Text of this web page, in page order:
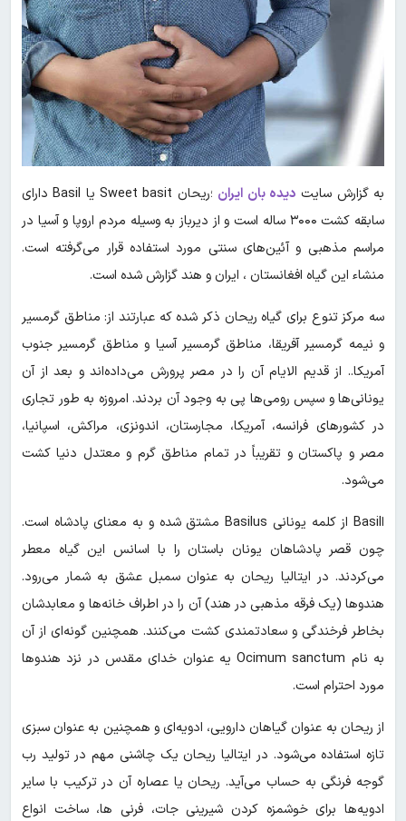
به گزارش سایت دیده بان ایران
؛ریحان Sweet basit یا Basil دارای
سابقه کشت ۳۰۰۰ ساله است و از دیرباز به وسیله مردم اروپا و آسیا در
مراسم مذهبی و آئین‌های سنتی مورد استفاده قرار می‌گرفته است.
منشاء این گیاه افغانستان ، ایران و هند گزارش شده است.
سه مرکز تنوع برای گیاه ریحان ذکر شده که عبارتند از: مناطق گرمسیر
و نیمه گرمسیر آفریقا، مناطق گرمسیر آسیا و مناطق گرمسیر جنوب
آمریکا.. از قدیم الایام آن را در مصر پرورش می‌داده‌اند و بعد از آن
یونانی‌ها و سپس رومی‌ها پی به وجود آن بردند. امروزه به طور تجاری
در کشورهای فرانسه، آمریکا، مجارستان، اندونزی، مراکش، اسپانیا،
مصر و پاکستان و تقریباً در تمام مناطق گرم و معتدل دنیا کشت
می‌شود.
اBasil از کلمه یونانی Basilus مشتق شده و به معنای پادشاه است.
چون قصر پادشاهان یونان باستان را با اسانس این گیاه معطر
می‌کردند. در ایتالیا ریحان به عنوان سمبل عشق به شمار می‌رود.
هندوها (یک فرقه مذهبی در هند) آن را در اطراف خانه‌ها و معابدشان
بخاطر فرخندگی و سعادتمندی کشت می‌کنند. همچنین گونه‌ای از آن
به نام Ocimum sanctum یه عنوان خدای مقدس در نزد هندوها
مورد احترام است.
از ریحان به عنوان گیاهان دارویی، ادویه‌ای و همچنین به عنوان سبزی
تازه استفاده می‌شود. در ایتالیا ریحان یک چاشنی مهم در تولید رب
گوجه فرنگی به حساب می‌آید. ریحان یا عصاره آن در ترکیب با سایر
ادویه‌ها برای خوشمزه کردن شیرینی جات، فرنی ها، ساخت انواع